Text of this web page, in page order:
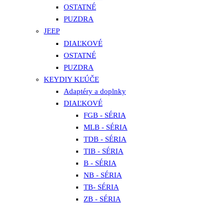
OSTATNÉ
PUZDRA
JEEP
DIAĽKOVÉ
OSTATNÉ
PUZDRA
KEYDIY KĽÚČE
Adaptéry a doplnky
DIAĽKOVÉ
FGB - SÉRIA
MLB - SÉRIA
TDB - SÉRIA
TIB - SÉRIA
B - SÉRIA
NB - SÉRIA
TB- SÉRIA
ZB - SÉRIA